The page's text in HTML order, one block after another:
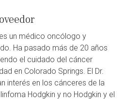
un médico oncólogo y
Ha pasado más de 20 años
el cuidado del cáncer
en Colorado Springs. El Dr.
interés en los cánceres de la
Hodgkin y no Hodgkin y el